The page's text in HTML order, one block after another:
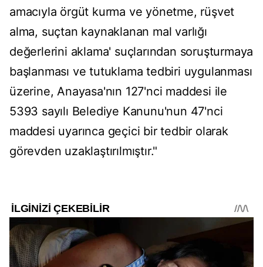
amacıyla örgüt kurma ve yönetme, rüşvet
alma, suçtan kaynaklanan mal varlığı
değerlerini aklama' suçlarından soruşturmaya
başlanması ve tutuklama tedbiri uygulanması
üzerine, Anayasa'nın 127'nci maddesi ile
5393 sayılı Belediye Kanunu'nun 47'nci
maddesi uyarınca geçici bir tedbir olarak
görevden uzaklaştırılmıştır."